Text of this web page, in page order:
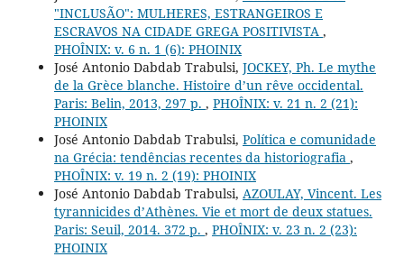
"INCLUSÃO": MULHERES, ESTRANGEIROS E
ESCRAVOS NA CIDADE GREGA POSITIVISTA ,
PHOÎNIX: v. 6 n. 1 (6): PHOINIX
José Antonio Dabdab Trabulsi, JOCKEY, Ph. Le mythe
de la Grèce blanche. Histoire d’un rêve occidental.
Paris: Belin, 2013, 297 p. , PHOÎNIX: v. 21 n. 2 (21):
PHOINIX
José Antonio Dabdab Trabulsi, Política e comunidade
na Grécia: tendências recentes da historiografia ,
PHOÎNIX: v. 19 n. 2 (19): PHOINIX
José Antonio Dabdab Trabulsi, AZOULAY, Vincent. Les
tyrannicides d’Athènes. Vie et mort de deux statues.
Paris: Seuil, 2014. 372 p. , PHOÎNIX: v. 23 n. 2 (23):
PHOINIX